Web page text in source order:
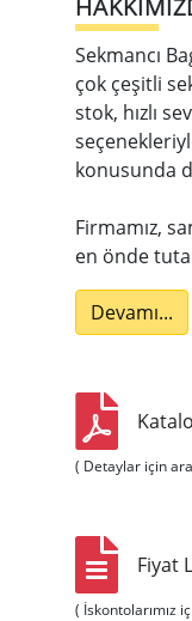
Sekmancı
çok çeşitli
stok, hızlı
konusunda
Firmamız,
en önde
Devamı...
( Detaylar için
Fiyat
( İskontolarımız